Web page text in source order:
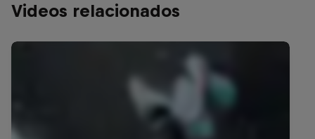
Videos relacionados